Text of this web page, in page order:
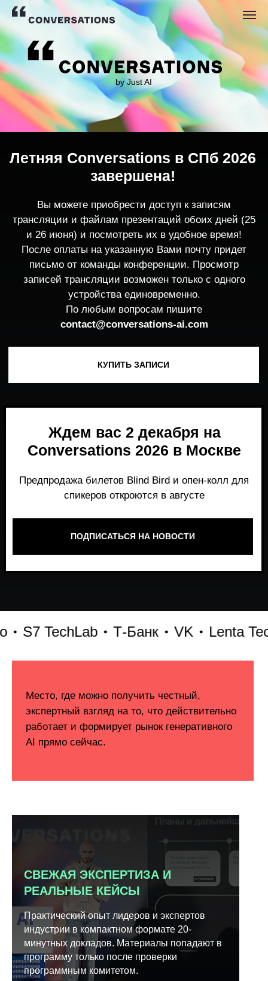
by Just AI
трансляции и файлам презентаций обоих дней (25
После оплаты на указанную Вами почту придет
записей трансляции возможен только с одного
устройства единовременно.
По любым вопросам пишите
contact@conversations-ai.co m
Летняя Conversations в СПб 2026
завершена!
Ждем вас 2 декабря на
Conversations 2026 в Москве
ПОДПИСАТЬСЯ НА НОВОСТИ
TechLab Т-Банк VK Lenta Tech
Место, где можно получить честный,
работает и формирует рынок генеративного
СВЕЖАЯ ЭКСПЕРТИЗА И
РЕАЛЬНЫЕ КЕЙСЫ
Практический опыт лидеров и экспертов
индустрии в компактном формате 20-
минутных докладов. Материалы попадают в
программу только после проверки
программным комитетом.